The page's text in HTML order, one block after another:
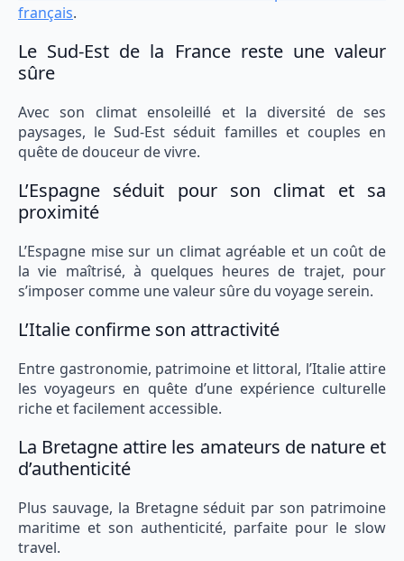
français.
Le Sud-Est de la France reste une valeur
sûre
Avec son climat ensoleillé et la diversité de ses
paysages, le Sud-Est séduit familles et couples en
quête de douceur de vivre.
L’Espagne séduit pour son climat et sa
proximité
L’Espagne mise sur un climat agréable et un coût de
la vie maîtrisé, à quelques heures de trajet, pour
s’imposer comme une valeur sûre du voyage serein.
L’Italie confirme son attractivité
Entre gastronomie, patrimoine et littoral, l’Italie attire
les voyageurs en quête d’une expérience culturelle
riche et facilement accessible.
La Bretagne attire les amateurs de nature et
d’authenticité
Plus sauvage, la Bretagne séduit par son patrimoine
maritime et son authenticité, parfaite pour le slow
travel.